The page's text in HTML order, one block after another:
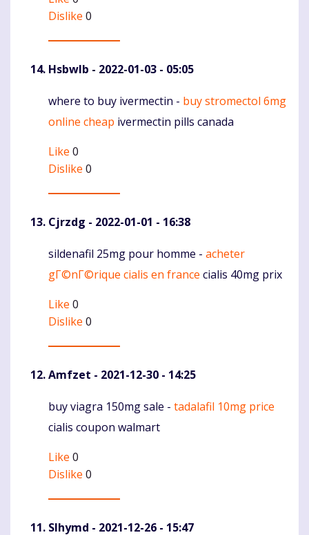
Dislike 0
Hsbwlb - 2022-01-03 - 05:05
Komentaras
where to buy ivermectin - buy stromectol 6mg
online cheap ivermectin pills canada
Like 0
Dislike 0
Cjrzdg - 2022-01-01 - 16:38
Komentaras
sildenafil 25mg pour homme - acheter
gГ©nГ©rique cialis en france cialis 40mg prix
Like 0
Dislike 0
Amfzet - 2021-12-30 - 14:25
Komentaras
buy viagra 150mg sale - tadalafil 10mg price
cialis coupon walmart
Like 0
Dislike 0
Slhymd - 2021-12-26 - 15:47